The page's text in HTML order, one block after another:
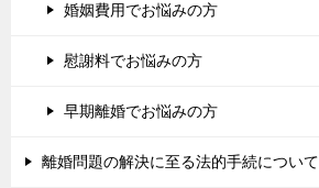
婚姻費用でお悩みの方
慰謝料でお悩みの方
早期離婚でお悩みの方
離婚問題の解決に至る法的手続について